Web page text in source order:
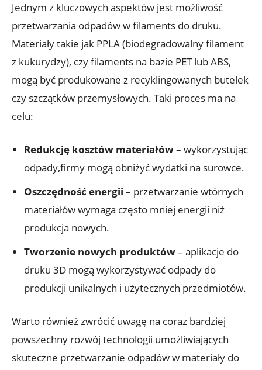
Jednym z kluczowych aspektów jest możliwość
przetwarzania odpadów w filaments do druku.
Materiały takie jak PPLA (biodegradowalny filament
z kukurydzy), czy filaments na bazie PET lub ABS,
mogą być produkowane z recyklingowanych butelek
czy szczątków przemysłowych. Taki proces ma na
celu:
Redukcję kosztów materiałów– wykorzystując
odpady,firmy mogą obniżyć wydatki na surowce.
Oszczędność energii – przetwarzanie wtórnych
materiałów wymaga często mniej energii niż
produkcja nowych.
Tworzenie nowych produktów– aplikacje do
druku 3D mogą wykorzystywać odpady do
produkcji unikalnych i użytecznych przedmiotów.
Warto również zwrócić uwagę na coraz bardziej
powszechny rozwój technologii umożliwiających
skuteczne przetwarzanie odpadów w materiały do